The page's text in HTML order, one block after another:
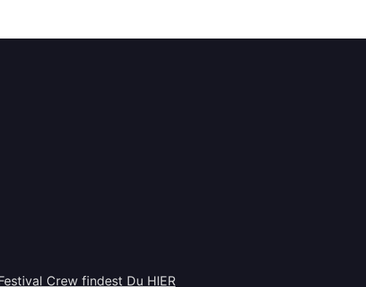
Crew findest Du HIER